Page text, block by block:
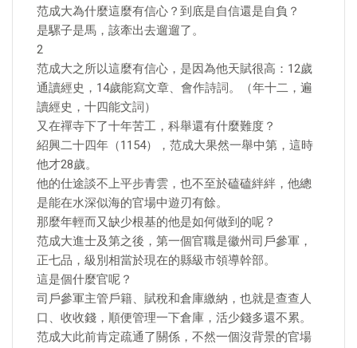
范成大為什麼這麼有信心？到底是自信還是自負？
是騾子是馬，該牽出去遛遛了。
2
范成大之所以這麼有信心，是因為他天賦很高：12歲
通讀經史，14歲能寫文章、會作詩詞。（年十二，遍
讀經史，十四能文詞）
又在禪寺下了十年苦工，科舉還有什麼難度？
紹興二十四年（1154），范成大果然一舉中第，這時
他才28歲。
他的仕途談不上平步青雲，也不至於磕磕絆絆，他總
是能在水深似海的官場中遊刃有餘。
那麼年輕而又缺少根基的他是如何做到的呢？
范成大進士及第之後，第一個官職是徽州司戶參軍，
正七品，級別相當於現在的縣級市領導幹部。
這是個什麼官呢？
司戶參軍主管戶籍、賦稅和倉庫繳納，也就是查查人
口、收收錢，順便管理一下倉庫，活少錢多還不累。
范成大此前肯定疏通了關係，不然一個沒背景的官場